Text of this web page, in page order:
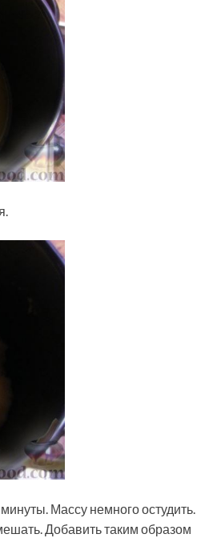
Массу немного остудить.
Добавить таким образом